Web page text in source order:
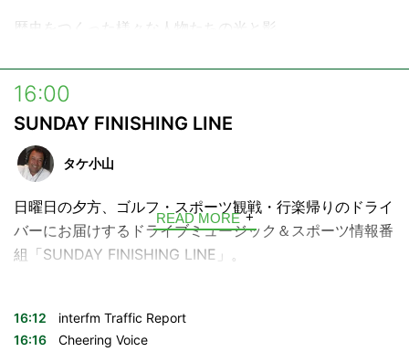
歴史をつくった様々な人物たちの光と影。
そして今なお色あせない、その生きざまを言葉で旅する4
分の物語「Voyage」。
少し乾きかけたあなたの心に、好奇心という名の水分補
給。今日のあなたへinterfmから言葉の贈り物です。
---
月曜日～木曜日 17:27 / 18:27
土曜日 10:55 / 13:55 / 17:40
16:00
SUNDAY FINISHING LINE
タケ小山
日曜日の夕方、ゴルフ・スポーツ観戦・行楽帰りのドライ
バーにお届けするドライブミュージック＆スポーツ情報番
組「SUNDAY FINISHING LINE」。
タケ小山。渋滞にハマってイライラしながらハンドルを握
っているアナタに、週末開催のスポーツのビッグゲームの
READ MORE
16:12
interfm Traffic Report
16:16
Cheering Voice